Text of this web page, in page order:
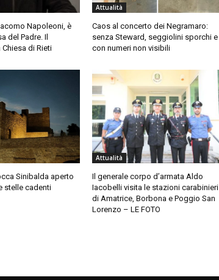
Napoleoni, è
del Padre. Il
di Rieti
Attualità
Caos al concerto dei Negramaro:
senza Steward, seggiolini sporchi e
con numeri non visibili
Sinibalda aperto
stelle cadenti
Attualità
Il generale corpo d’armata Aldo
Iacobelli visita le stazioni carabinieri
di Amatrice, Borbona e Poggio San
Lorenzo – LE FOTO